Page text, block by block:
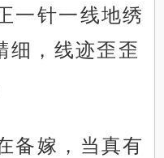
一针一线地绣
细，线迹歪歪
备嫁，当真有